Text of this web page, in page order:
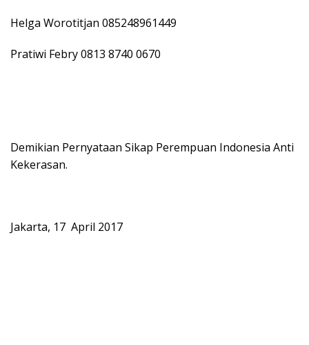
Helga Worotitjan 085248961449
Pratiwi Febry 0813 8740 0670
Demikian Pernyataan Sikap Perempuan Indonesia Anti
Kekerasan.
Jakarta, 17 April 2017